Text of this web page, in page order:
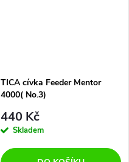
TICA cívka Feeder Mentor
4000( No.3)
440 Kč
Skladem